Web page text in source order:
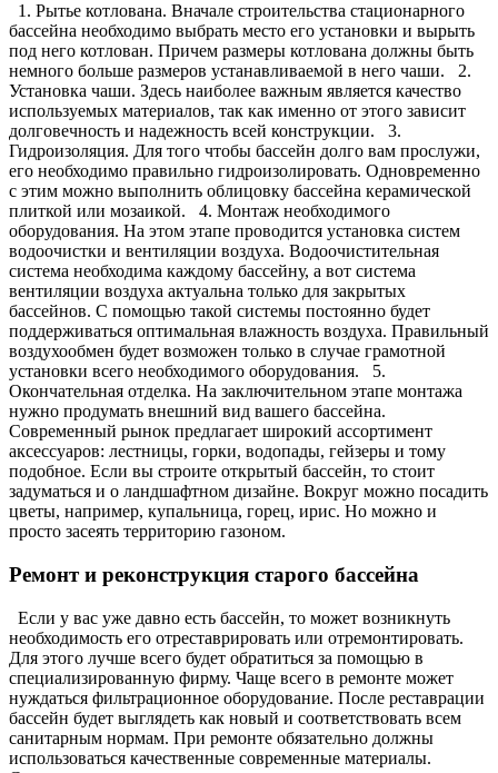
1. Рытье котлована. Вначале строительства стационарного
бассейна необходимо выбрать место его установки и вырыть
под него котлован. Причем размеры котлована должны быть
немного больше размеров устанавливаемой в него чаши. 2.
Установка чаши. Здесь наиболее важным является качество
используемых материалов, так как именно от этого зависит
долговечность и надежность всей конструкции. 3.
Гидроизоляция. Для того чтобы бассейн долго вам прослужи,
его необходимо правильно гидроизолировать. Одновременно
с этим можно выполнить облицовку бассейна керамической
плиткой или мозаикой. 4. Монтаж необходимого
оборудования. На этом этапе проводится установка систем
водоочистки и вентиляции воздуха. Водоочистительная
система необходима каждому бассейну, а вот система
вентиляции воздуха актуальна только для закрытых
бассейнов. С помощью такой системы постоянно будет
поддерживаться оптимальная влажность воздуха. Правильный
воздухообмен будет возможен только в случае грамотной
установки всего необходимого оборудования. 5.
Окончательная отделка. На заключительном этапе монтажа
нужно продумать внешний вид вашего бассейна.
Современный рынок предлагает широкий ассортимент
аксессуаров: лестницы, горки, водопады, гейзеры и тому
подобное. Если вы строите открытый бассейн, то стоит
задуматься и о ландшафтном дизайне. Вокруг можно посадить
цветы, например, купальница, горец, ирис. Но можно и
просто засеять территорию газоном.
Ремонт и реконструкция старого бассейна
Если у вас уже давно есть бассейн, то может возникнуть
необходимость его отреставрировать или отремонтировать.
Для этого лучше всего будет обратиться за помощью в
специализированную фирму. Чаще всего в ремонте может
нуждаться фильтрационное оборудование. После реставрации
бассейн будет выглядеть как новый и соответствовать всем
санитарным нормам. При ремонте обязательно должны
использоваться качественные современные материалы.